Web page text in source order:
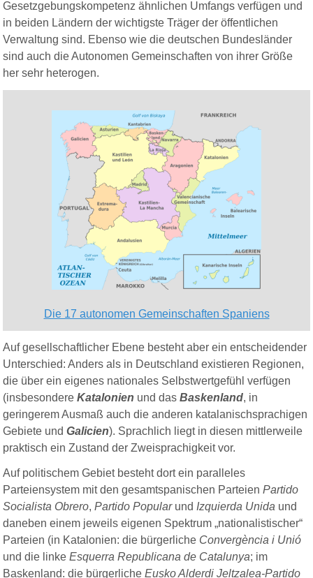
Gesetzgebungskompetenz ähnlichen Umfangs verfügen und
in beiden Ländern der wichtigste Träger der öffentlichen
Verwaltung sind. Ebenso wie die deutschen Bundesländer
sind auch die Autonomen Gemeinschaften von ihrer Größe
her sehr heterogen.
Die 17 autonomen Gemeinschaften Spaniens
Auf gesellschaftlicher Ebene besteht aber ein entscheidender
Unterschied: Anders als in Deutschland existieren Regionen,
die über ein eigenes nationales Selbstwertgefühl verfügen
(insbesondereKatalonien und dasBaskenland, in
geringerem Ausmaß auch die anderen katalanischsprachigen
Gebiete undGalicien). Sprachlich liegt in diesen mittlerweile
praktisch ein Zustand der Zweisprachigkeit vor.
Auf politischem Gebiet besteht dort ein paralleles
Parteiensystem mit den gesamtspanischen ParteienPartido
Socialista Obrero,Partido Popular und Izquierda Unida und
daneben einem jeweils eigenen Spektrum „nationalistischer“
Parteien (in Katalonien: die bürgerliche Convergència i Unió
und die linkeEsquerra Republicana de Catalunya; im
Baskenland: die bürgerlicheEusko Alderdi Jeltzalea-Partido